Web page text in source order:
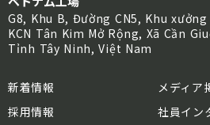
G8, Khu B, Đường CN5, Khu
KCN Tân Kim Mở Rộng, Xã Cần
Tỉnh Tây Ninh, Việt Nam
新着情報
採用情報
メディア
社員イン